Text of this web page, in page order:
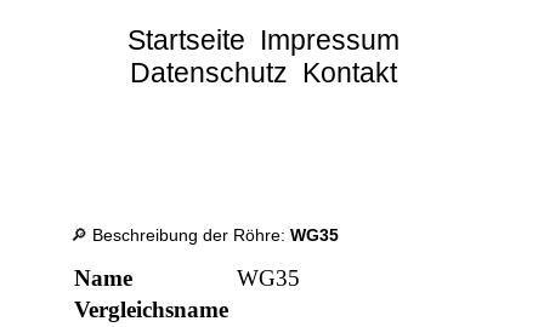
Startseite Impressum
Datenschutz Kontakt
🔎 Beschreibung der Röhre:WG35
Name
WG35
Vergleichsname